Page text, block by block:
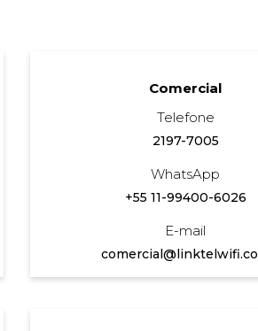
Comercial
Telefone
2197-7005
WhatsApp
+55 11-99400-6026
E-mail